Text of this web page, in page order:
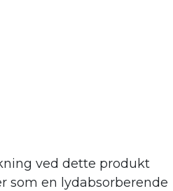
ved dette produkt
som en lydabsorberende